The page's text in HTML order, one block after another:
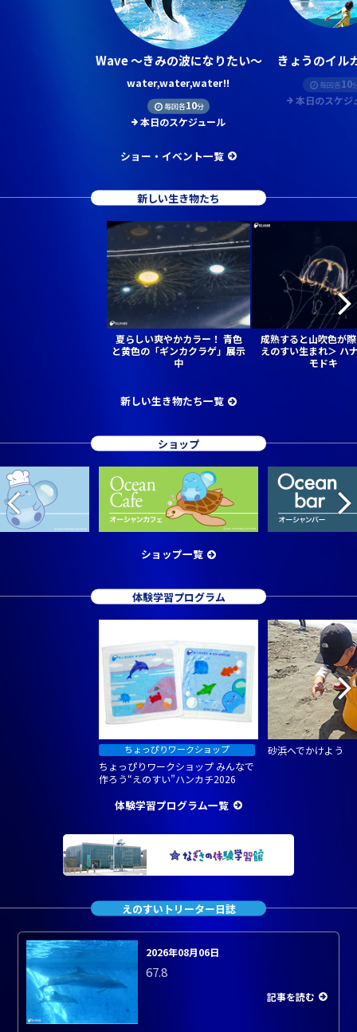
Wave ～きみの波になりたい～
water,water,water!!
毎回各10分
本日のスケジュール
きょうのイル
毎回各10
本日のスケジ
ショー・イベント一覧
新しい生き物たち
夏らしい爽やかカラー！ 青色
と黄色の「ギンカクラゲ」展示
中
成熟すると山吹色が
えのすい生まれ＞ ハ
モドキ
新しい生き物たち一覧
ショップ
ショップ一覧
体験学習プログラム
ちょっぴりワークショップ みんなで
作ろう“えのすい”ハンカチ2026
砂浜へでかけよう
体験学習プログラム一覧
えのすいトリーター日誌
2026年08月06日
67.8
記事を読む